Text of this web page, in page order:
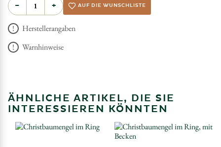
− + AUF DIE WUNSCHLISTE
Herstellerangaben
Warnhinweise
ÄHNLICHE ARTIKEL, DIE SIE
INTERESSIEREN KÖNNTEN